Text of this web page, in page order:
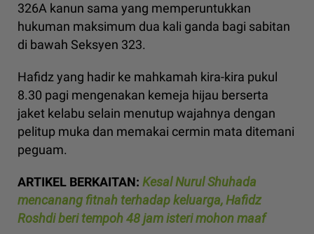
326A kanun sama yang memperuntukkan
hukuman maksimum dua kali ganda bagi sabitan
di bawah Seksyen 323.
Hafidz yang hadir ke mahkamah kira-kira pukul
8.30 pagi mengenakan kemeja hijau berserta
jaket kelabu selain menutup wajahnya dengan
pelitup muka dan memakai cermin mata ditemani
peguam.
ARTIKEL BERKAITAN: Kesal Nurul Shuhada
mencanang fitnah terhadap keluarga, Hafidz
Roshdi beri tempoh 48 jam isteri mohon maaf